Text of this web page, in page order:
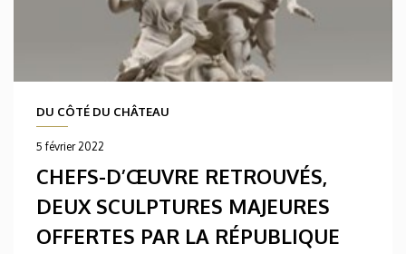
DU CÔTÉ DU CHÂTEAU
5 février 2022
CHEFS-D’ŒUVRE RETROUVÉS,
DEUX SCULPTURES MAJEURES
OFFERTES PAR LA RÉPUBLIQUE